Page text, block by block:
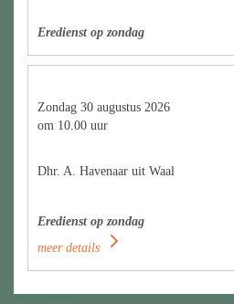
Eredienst op zondag
Zondag 30 augustus 2026
om 10.00 uur
Dhr. A. Havenaar uit Waal
Eredienst op zondag
meer details